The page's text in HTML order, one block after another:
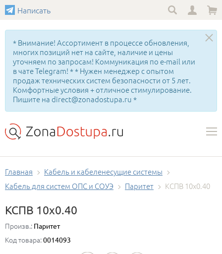
Написать
* Внимание! Ассортимент в процессе обновления,
многих позиций нет на сайте, наличие и цены
уточняем по запросам! Коммуникация по e-mail или
в чате Telegram! * * Нужен менеджер с опытом
продаж технических систем безопасности от 5 лет.
Комфортные условия + отличное стимулирование.
Пишите на direct@zonadostupa.ru *
Главная
Кабель и кабеленесущие системы
Кабель для систем ОПС и СОУЭ
Паритет КСПВ 10х0.40
КСПВ 10х0.40
Произв.: Паритет
Код товара:0014093